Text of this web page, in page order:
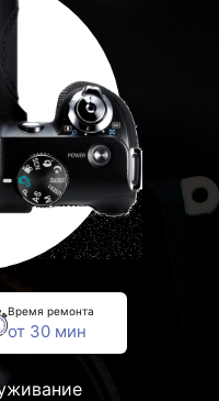
Время ремонта
от 30 мин